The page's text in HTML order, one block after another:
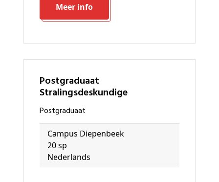
Meer info
Postgraduaat
Stralingsdeskundige
Postgraduaat
Campus Diepenbeek
20 sp
Nederlands